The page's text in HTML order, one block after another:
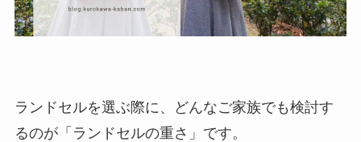
ランドセルを選ぶ際に、どんなご家族でも検討す
るのが「ランドセルの重さ」です。